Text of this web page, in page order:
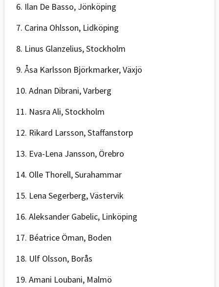
6. Ilan De Basso, Jönköping
7. Carina Ohlsson, Lidköping
8. Linus Glanzelius, Stockholm
9. Åsa Karlsson Björkmarker, Växjö
10. Adnan Dibrani, Varberg
11. Nasra Ali, Stockholm
12. Rikard Larsson, Staffanstorp
13. Eva-Lena Jansson, Örebro
14. Olle Thorell, Surahammar
15. Lena Segerberg, Västervik
16. Aleksander Gabelic, Linköping
17. Béatrice Öman, Boden
18. Ulf Olsson, Borås
19. Amani Loubani, Malmö